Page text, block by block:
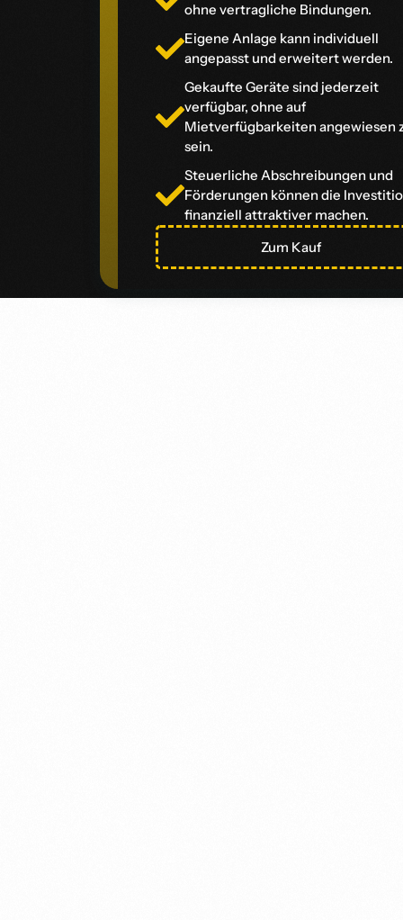
ohne vertragliche Bindungen.
Eigene Anlage kann individuell
angepasst und erweitert werden.
Gekaufte Geräte sind jederzeit
verfügbar, ohne auf
Mietverfügbarkeiten angewiesen
sein.
Steuerliche Abschreibungen und
Förderungen können die
finanziell attraktiver machen.
Zum Kauf